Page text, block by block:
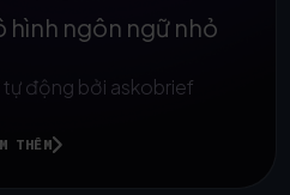
hình ngôn ngữ nhỏ
động bởi askobrief
THÊM